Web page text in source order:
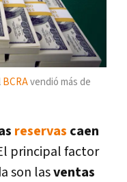
BCRAvendió más de
reservas caen
principal factor
son lasventas